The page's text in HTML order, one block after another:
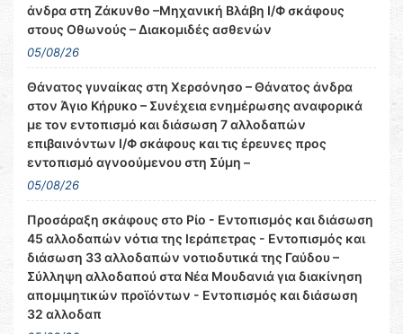
άνδρα στη Ζάκυνθο –Μηχανική Βλάβη Ι/Φ σκάφους
στους Οθωνούς – Διακομιδές ασθενών
05/08/26
Θάνατος γυναίκας στη Χερσόνησο – Θάνατος άνδρα
στον Άγιο Κήρυκο – Συνέχεια ενημέρωσης αναφορικά
με τον εντοπισμό και διάσωση 7 αλλοδαπών
επιβαινόντων Ι/Φ σκάφους και τις έρευνες προς
εντοπισμό αγνοούμενου στη Σύμη –
05/08/26
Προσάραξη σκάφους στο Ρίο - Εντοπισμός και διάσωση
45 αλλοδαπών νότια της Ιεράπετρας - Εντοπισμός και
διάσωση 33 αλλοδαπών νοτιοδυτικά της Γαύδου –
Σύλληψη αλλοδαπού στα Νέα Μουδανιά για διακίνηση
απομιμητικών προϊόντων - Εντοπισμός και διάσωση
32 αλλοδαπ